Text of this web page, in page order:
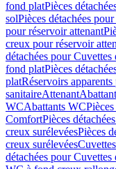
fond platPièces
solPièces détachées
pour réservoir attenant
creux pour réservoir
détachées pour
fond platPièces
platRéservoirs
sanitaireAttenant
WCAbattants WC
ComfortPièces
creux surélevéesPièces
creux surélevées
détachées pour